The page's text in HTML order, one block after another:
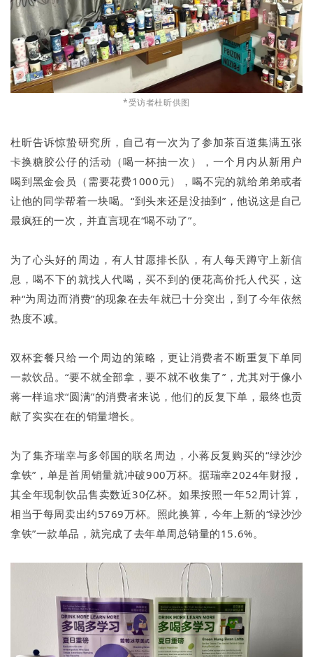
*受访者杜昕供图
杜昕告诉惊蛰研究所，自己有一次为了参加茶百道集满五张
卡换糖胶公仔的活动（喝一杯抽一次），一个月内从新用户
喝到黑金会员（需要花费1000元），喝不完的就给弟弟或者
让他的同学帮着一块喝。“到头来还是没抽到”，他说这是自己
最疯狂的一次，并直言现在“喝不动了”。
为了心头好的周边，有人甘愿排长队，有人每天蹲守上新信
息，喝不下的就找人代喝，买不到的便花高价托人代买，这
种“为周边而消费”的现象在去年就已十分突出，到了今年依然
热度不减。
双杯套餐只给一个周边的策略，更让消费者不断重复下单同
一款饮品。“要不就全部拿，要不就不收集了”，尤其对于像小
蒋一样追求“圆满”的消费者来说，他们的反复下单，最终也贡
献了实实在在的销量增长。
为了集齐瑞幸与多邻国的联名周边，小蒋反复购买的“绿沙沙
拿铁”，单是首周销量就冲破900万杯。据瑞幸2024年财报，
其全年现制饮品售卖数近30亿杯。如果按照一年52周计算，
相当于每周卖出约5769万杯。照此换算，今年上新的“绿沙沙
拿铁”一款单品，就完成了去年单周总销量的15.6%。